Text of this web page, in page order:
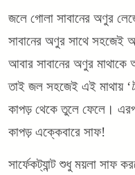
জলে গোলা সাবানের অণুর
সাবানের অণুর সাথে
আবার সাবানের অণুর মাথাকে
তাই জল সহজেই এই মাথায় ‘
কাপড় থেকে তুলে ফেলে।
কাপড় এক্কেবারে সাফ!
সার্ফেকট্যান্ট শুধু ময়লা সাফ